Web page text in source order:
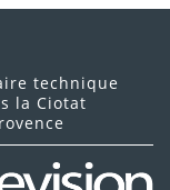
technique
la Ciotat